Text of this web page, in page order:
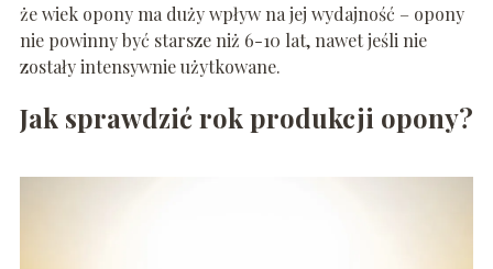
że wiek opony ma duży wpływ na jej wydajność – opony
nie powinny być starsze niż 6-10 lat, nawet jeśli nie
zostały intensywnie użytkowane.
Jak sprawdzić rok produkcji opony?